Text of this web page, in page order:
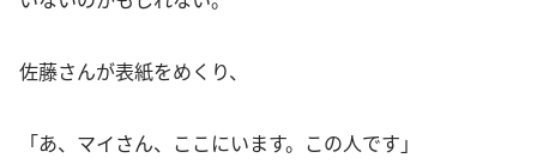
佐藤さんが表紙をめくり、
「あ、マイさん、ここにいます。この人です」